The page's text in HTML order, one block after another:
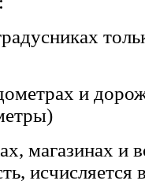
и
магазинах и
исчисляется